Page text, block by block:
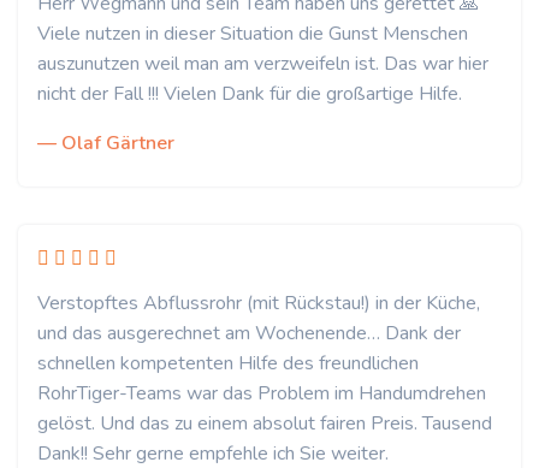
Viele nutzen in dieser Situation die Gunst Menschen
auszunutzen weil man am verzweifeln ist. Das war hier
nicht der Fall !!! Vielen Dank für die großartige Hilfe.
— Olaf Gärtner
Verstopftes Abflussrohr (mit Rückstau!) in der Küche,
und das ausgerechnet am Wochenende… Dank der
schnellen kompetenten Hilfe des freundlichen
RohrTiger-Teams war das Problem im Handumdrehen
gelöst. Und das zu einem absolut fairen Preis. Tausend
Dank!! Sehr gerne empfehle ich Sie weiter.